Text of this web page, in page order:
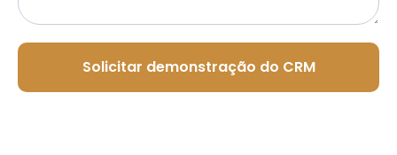
Solicitar demonstração do CRM